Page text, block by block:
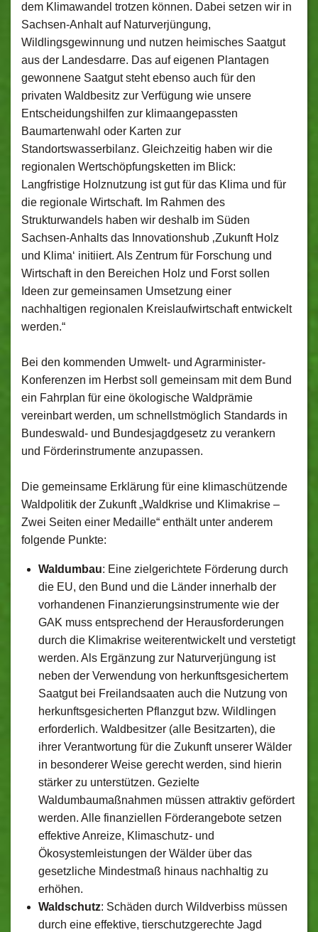
dem Klimawandel trotzen können. Dabei setzen wir in
Sachsen-Anhalt auf Naturverjüngung,
Wildlingsgewinnung und nutzen heimisches Saatgut
aus der Landesdarre. Das auf eigenen Plantagen
gewonnene Saatgut steht ebenso auch für den
privaten Waldbesitz zur Verfügung wie unsere
Entscheidungshilfen zur klimaangepassten
Baumartenwahl oder Karten zur
Standortswasserbilanz. Gleichzeitig haben wir die
regionalen Wertschöpfungsketten im Blick:
Langfristige Holznutzung ist gut für das Klima und für
die regionale Wirtschaft. Im Rahmen des
Strukturwandels haben wir deshalb im Süden
Sachsen-Anhalts das Innovationshub ‚Zukunft Holz
und Klima‘ initiiert. Als Zentrum für Forschung und
Wirtschaft in den Bereichen Holz und Forst sollen
Ideen zur gemeinsamen Umsetzung einer
nachhaltigen regionalen Kreislaufwirtschaft entwickelt
werden.“
Bei den kommenden Umwelt- und Agrarminister-
Konferenzen im Herbst soll gemeinsam mit dem Bund
ein Fahrplan für eine ökologische Waldprämie
vereinbart werden, um schnellstmöglich Standards in
Bundeswald- und Bundesjagdgesetz zu verankern
und Förderinstrumente anzupassen.
Die gemeinsame Erklärung für eine klimaschützende
Waldpolitik der Zukunft „Waldkrise und Klimakrise –
Zwei Seiten einer Medaille“ enthält unter anderem
folgende Punkte:
Waldumbau: Eine zielgerichtete Förderung durch
die EU, den Bund und die Länder innerhalb der
vorhandenen Finanzierungsinstrumente wie der
GAK muss entsprechend der Herausforderungen
durch die Klimakrise weiterentwickelt und verstetigt
werden. Als Ergänzung zur Naturverjüngung ist
neben der Verwendung von herkunftsgesichertem
Saatgut bei Freilandsaaten auch die Nutzung von
herkunftsgesicherten Pflanzgut bzw. Wildlingen
erforderlich. Waldbesitzer (alle Besitzarten), die
ihrer Verantwortung für die Zukunft unserer Wälder
in besonderer Weise gerecht werden, sind hierin
stärker zu unterstützen. Gezielte
Waldumbaumaßnahmen müssen attraktiv gefördert
werden. Alle finanziellen Förderangebote setzen
effektive Anreize, Klimaschutz- und
Ökosystemleistungen der Wälder über das
gesetzliche Mindestmaß hinaus nachhaltig zu
erhöhen.
Waldschutz: Schäden durch Wildverbiss müssen
durch eine effektive, tierschutzgerechte Jagd